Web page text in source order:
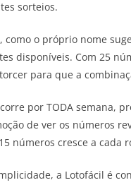
sorteios.
, como o próprio nome
disponíveis. Com 25
para que a
por TODA semana,
de ver os números
números cresce a cada
a Lotofácil é